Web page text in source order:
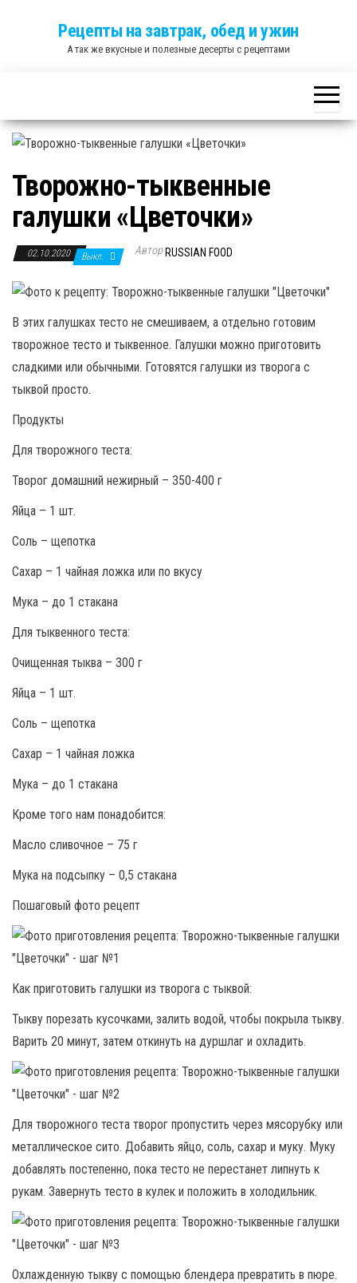
Рецепты на завтрак, обед и ужин
А так же вкусные и полезные десерты с рецептами
Творожно-тыквенные
галушки «Цветочки»
02.10.2020 Выкл. Автор RUSSIAN FOOD
В этих галушках тесто не смешиваем, а отдельно готовим
творожное тесто и тыквенное. Галушки можно приготовить
сладкими или обычными. Готовятся галушки из творога с
тыквой просто.
Продукты
Для творожного теста:
Творог домашний нежирный – 350-400 г
Яйца – 1 шт.
Соль – щепотка
Сахар – 1 чайная ложка или по вкусу
Мука – до 1 стакана
Для тыквенного теста:
Очищенная тыква – 300 г
Яйца – 1 шт.
Соль – щепотка
Сахар – 1 чайная ложка
Мука – до 1 стакана
Кроме того нам понадобится:
Масло сливочное – 75 г
Мука на подсыпку – 0,5 стакана
Пошаговый фото рецепт
Как приготовить галушки из творога с тыквой:
Тыкву порезать кусочками, залить водой, чтобы покрыла тыкву.
Варить 20 минут, затем откинуть на дуршлаг и охладить.
Для творожного теста творог пропустить через мясорубку или
металлическое сито. Добавить яйцо, соль, сахар и муку. Муку
добавлять постепенно, пока тесто не перестанет липнуть к
рукам. Завернуть тесто в кулек и положить в холодильник.
Охлажденную тыкву с помощью блендера превратить в пюре.